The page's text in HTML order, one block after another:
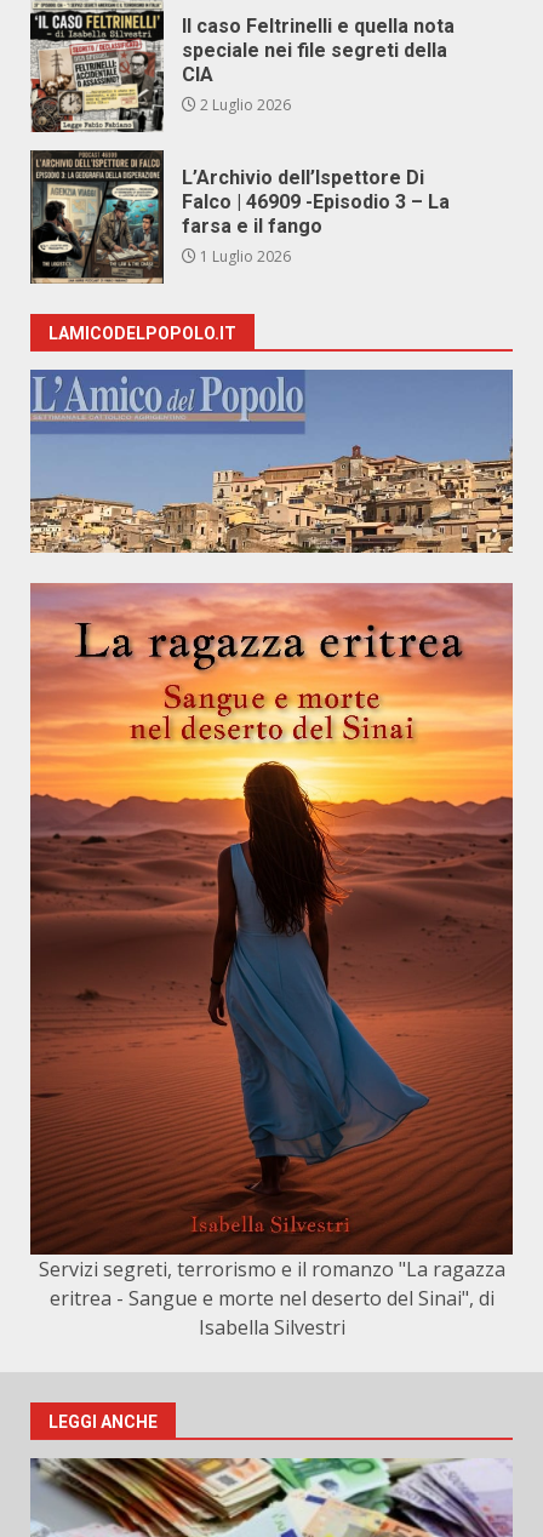
Il caso Feltrinelli e quella nota
speciale nei file segreti della
CIA
2 Luglio 2026
L’Archivio dell’Ispettore Di
Falco | 46909 -Episodio 3 – La
farsa e il fango
1 Luglio 2026
LAMICODELPOPOLO.IT
Servizi segreti, terrorismo e il romanzo "La ragazza
eritrea - Sangue e morte nel deserto del Sinai", di
Isabella Silvestri
LEGGI ANCHE